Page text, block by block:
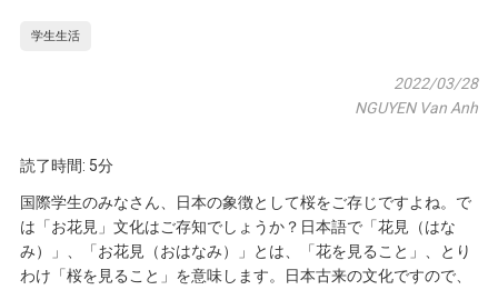
学生生活
2022/03/28
NGUYEN Van Anh
読了時間: 5分
国際学生のみなさん、日本の象徴として桜をご存じですよね。で
は「お花見」文化はご存知でしょうか？日本語で「花見（はな
み）」、「お花見（おはなみ）」とは、「花を見ること」、とり
わけ「桜を見ること」を意味します。日本古来の文化ですので、